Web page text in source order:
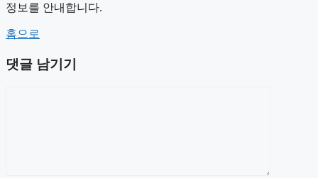
정보를 안내합니다.
홈으로
댓글 남기기